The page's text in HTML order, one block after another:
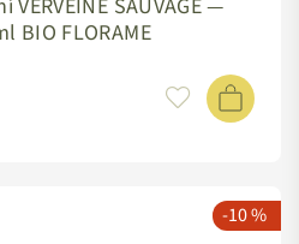
SAUVAGE —
BIO FLORAME
-10 %